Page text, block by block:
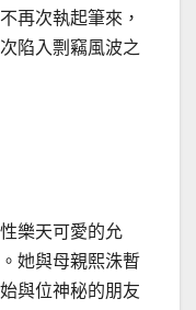
再次執起筆來，
陷入剽竊風波之
樂天可愛的允
她與母親熙洙暫
與位神秘的朋友